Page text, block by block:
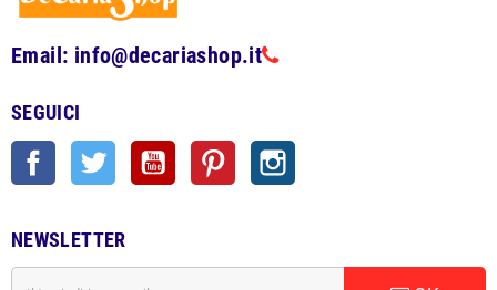
Email: info@decariashop.it
SEGUICI
Facebook Twitter YouTube Pinterest
NEWSLETTER